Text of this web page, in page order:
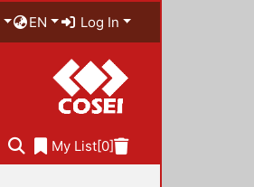
EN Log In
My List[0]